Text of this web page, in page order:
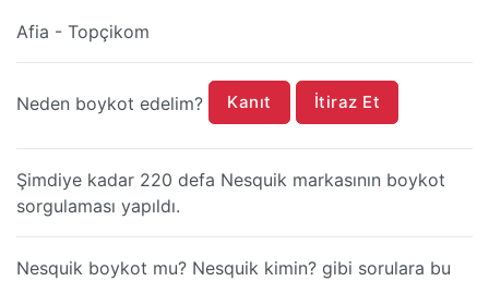
Afia - Topçikom
Neden boykot edelim? Kanıt İtiraz Et
Şimdiye kadar 220 defa Nesquik markasının boykot
sorgulaması yapıldı.
Nesquik boykot mu? Nesquik kimin? gibi sorulara bu